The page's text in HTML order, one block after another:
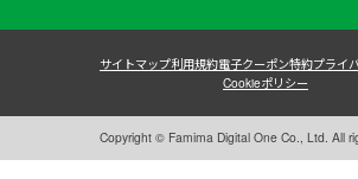
サイトマップ利用規約電子クーポン特約プライ
Cookieポリシー
Copyright © Famima Digital One Co., Ltd. All